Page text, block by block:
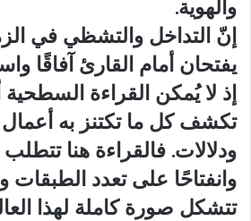
والهوية.
إنّ التداخل والتشظي في
يفتحان أمام القارئ آفاقًا
إذ لا يُمكن القراءة
تكشف كل ما تكتنز به
ودلالات. فالقراءة هنا تتطلب
وانفتاحًا على تعدد الطبقات
تتشكل صورة كاملة لهذا